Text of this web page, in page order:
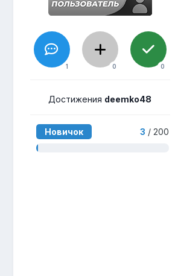
1 0 0
Достижения deemko48
Новичок 3 / 200